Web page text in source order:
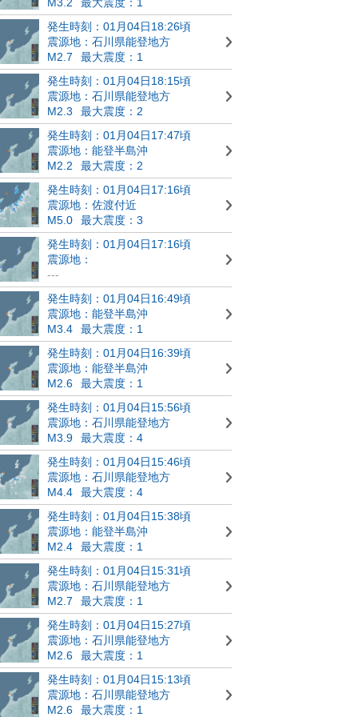
発生時刻：01月04日18:26頃
震源地：石川県能登地方
M2.7
最大震度：1
発生時刻：01月04日18:15頃
震源地：石川県能登地方
M2.3
最大震度：2
発生時刻：01月04日17:47頃
震源地：能登半島沖
M2.2
最大震度：2
発生時刻：01月04日17:16頃
震源地：佐渡付近
M5.0
最大震度：3
発生時刻：01月04日17:16頃
震源地：
---
発生時刻：01月04日16:49頃
震源地：能登半島沖
M3.4
最大震度：1
発生時刻：01月04日16:39頃
震源地：能登半島沖
M2.6
最大震度：1
発生時刻：01月04日15:56頃
震源地：石川県能登地方
M3.9
最大震度：4
発生時刻：01月04日15:46頃
震源地：石川県能登地方
M4.4
最大震度：4
発生時刻：01月04日15:38頃
震源地：能登半島沖
M2.4
最大震度：1
発生時刻：01月04日15:31頃
震源地：石川県能登地方
M2.7
最大震度：1
発生時刻：01月04日15:27頃
震源地：石川県能登地方
M2.6
最大震度：1
発生時刻：01月04日15:13頃
震源地：石川県能登地方
M2.6
最大震度：1